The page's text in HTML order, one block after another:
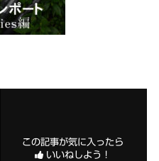
この記事が気に入ったら
いいねしよう！